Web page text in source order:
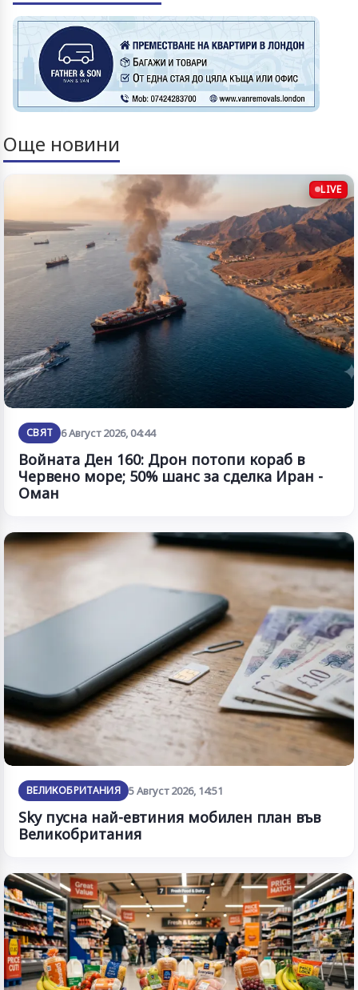
Още новини
LIVE
СВЯТ 6 Август 2026, 04:44
Войната Ден 160: Дрон потопи кораб в
Червено море; 50% шанс за сделка Иран -
Оман
ВЕЛИКОБРИТАНИЯ 5 Август 2026, 14:51
Sky пусна най-евтиния мобилен план във
Великобритания